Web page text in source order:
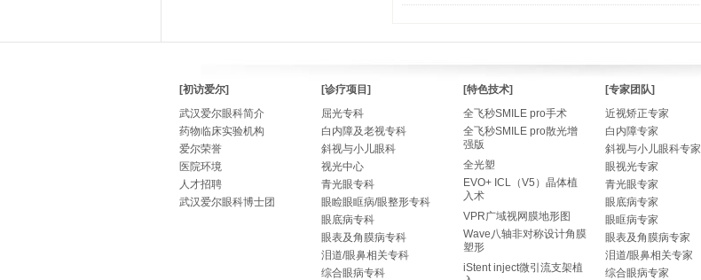
[初访爱尔]
武汉爱尔眼科简介
药物临床实验机构
爱尔荣誉
医院环境
人才招聘
武汉爱尔眼科博士团
[诊疗项目]
屈光专科
白内障及老视专科
斜视与小儿眼科
视光中心
青光眼专科
眼睑眼眶病/眼整形专科
眼底病专科
眼表及角膜病专科
泪道/眼鼻相关专科
综合眼病专科
[特色技术]
全飞秒SMILE pro手术
全飞秒SMILE pro散光增
强版
全光塑
EVO+ ICL（V5）晶体植
入术
VPR广域视网膜地形图
Wave八轴非对称设计角膜
塑形
iStent inject微引流支架植
[专家团队]
近视矫正专家
白内障专家
斜视与小儿眼科专家
眼视光专家
青光眼专家
眼底病专家
眼眶病专家
眼表及角膜病专家
泪道/眼鼻相关专家
综合眼病专家